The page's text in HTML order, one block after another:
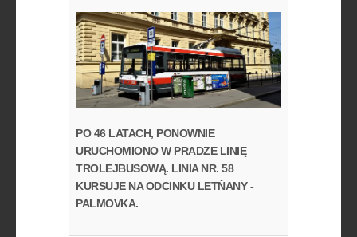
PO 46 LATACH, PONOWNIE
URUCHOMIONO W PRADZE LINIĘ
TROLEJBUSOWĄ. LINIA NR. 58
KURSUJE NA ODCINKU LETŇANY -
PALMOVKA.